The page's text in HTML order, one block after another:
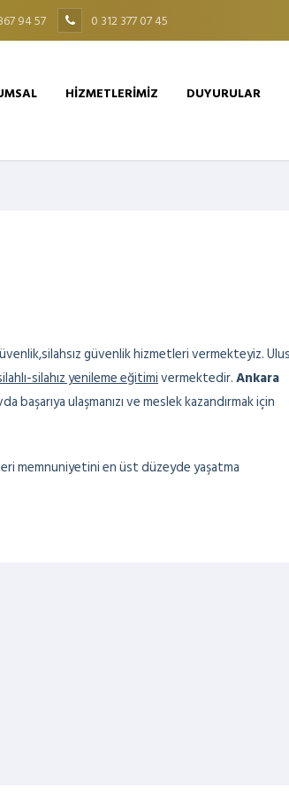
94 57 0 312 377 07 45
HİZMETLERİMİZ DUYURULAR
güvenlik hizmetleri vermekteyiz. Ulus
silahız yenileme eğitimivermektedir.Ankara
ulaşmanızı ve meslek kazandırmak için
memnuniyetini en üst düzeyde yaşatma